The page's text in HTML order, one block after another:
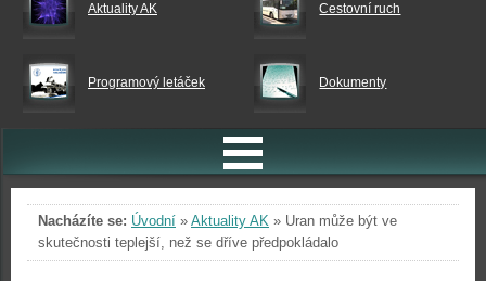
Aktuality AK Cestovní ruch
Programový letáček Dokumenty
Nacházíte se: Úvodní » Aktuality AK » Uran může být ve
skutečnosti teplejší, než se dříve předpokládalo